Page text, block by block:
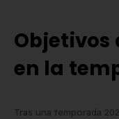
Objetivos
en la
Tras una temporada